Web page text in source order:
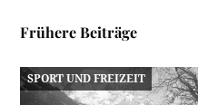
Frühere Beiträge
SPORT UND FREIZEIT